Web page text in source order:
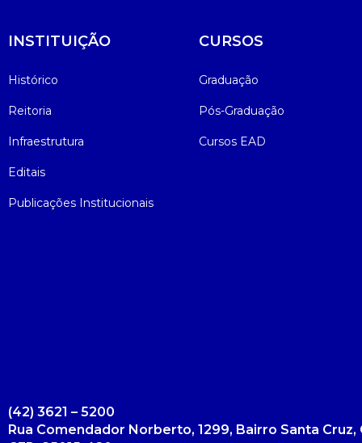
INSTITUIÇÃO
Histórico
Reitoria
Infraestrutura
Editais
Publicações Institucionais
CURSOS
Graduação
Pós-Graduação
Cursos EAD
(42) 3621 – 5200
Rua Comendador Norberto, 1299, Bairro Santa Cruz,